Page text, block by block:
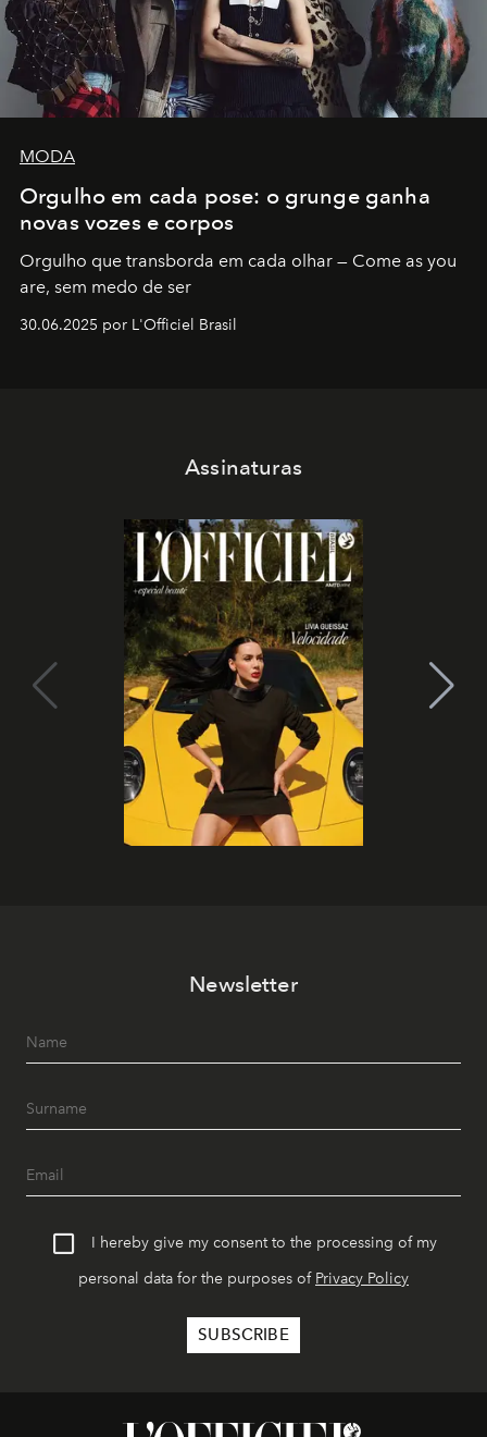
MODA
Orgulho em cada pose: o grunge ganha
novas vozes e corpos
Orgulho que transborda em cada olhar — Come as you
are, sem medo de ser
30.06.2025 por L'Officiel Brasil
Assinaturas
Newsletter
I hereby give my consent to the processing of my
personal data for the purposes of Privacy Policy